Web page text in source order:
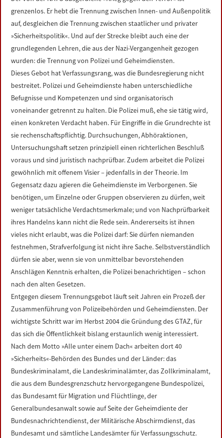
LINKS
DATENSCHUTZERKLÄRUNG
IMPRESSUM
grenzenlos. Er hebt die Trennung zwischen Innen- und Außenpolitik
auf, desgleichen die Trennung zwischen staatlicher und privater
»Sicherheitspolitik«. Und auf der Strecke bleibt auch eine der
grundlegenden Lehren, die aus der Nazi-Vergangenheit gezogen
wurden: die Trennung von Polizei und Geheimdiensten.
Dieses Gebot hat Verfassungsrang, was die Bundesregierung nicht
bestreitet. Polizei und Geheimdienste haben unterschiedliche
Befugnisse und Kompetenzen und sind organisatorisch
voneinander getrennt zu halten. Die Polizei muß, ehe sie tätig wird,
einen konkreten Verdacht haben. Für Eingriffe in die Grundrechte ist
sie rechenschaftspflichtig. Durchsuchungen, Abhöraktionen,
Untersuchungshaft setzen prinzipiell einen richterlichen Beschluß
voraus und sind juristisch nachprüfbar. Zudem arbeitet die Polizei
gewöhnlich mit offenem Visier – jedenfalls in der Theorie. Im
Gegensatz dazu agieren die Geheimdienste im Verborgenen. Sie
benötigen, um Einzelne oder Gruppen observieren zu dürfen, weit
weniger tatsächliche Verdachtsmerkmale; und von Nachprüfbarkeit
ihres Handelns kann nicht die Rede sein. Andererseits ist ihnen
vieles nicht erlaubt, was die Polizei darf: Sie dürfen niemanden
festnehmen, Strafverfolgung ist nicht ihre Sache. Selbstverständlich
dürfen sie aber, wenn sie von unmittelbar bevorstehenden
Anschlägen Kenntnis erhalten, die Polizei benachrichtigen – schon
nach den alten Gesetzen.
Entgegen diesem Trennungsgebot läuft seit Jahren ein Prozeß der
Zusammenführung von Polizeibehörden und Geheimdiensten. Der
wichtigste Schritt war im Herbst 2004 die Gründung des GTAZ, für
das sich die Öffentlichkeit bislang erstaunlich wenig interessiert.
Nach dem Motto »Alle unter einem Dach« arbeiten dort 40
»Sicherheits«-Behörden des Bundes und der Länder: das
Bundeskriminalamt, die Landeskriminalämter, das Zollkriminalamt,
die aus dem Bundesgrenzschutz hervorgegangene Bundespolizei,
das Bundesamt für Migration und Flüchtlinge, der
Generalbundesanwalt sowie auf Seite der Geheimdiente der
Bundesnachrichtendienst, der Militärische Abschirmdienst, das
Bundesamt und sämtliche Landesämter für Verfassungsschutz.